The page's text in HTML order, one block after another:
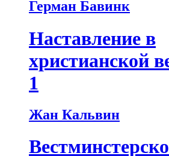
Герман Бавинк
Наставление в
христианской
1
Жан Кальвин